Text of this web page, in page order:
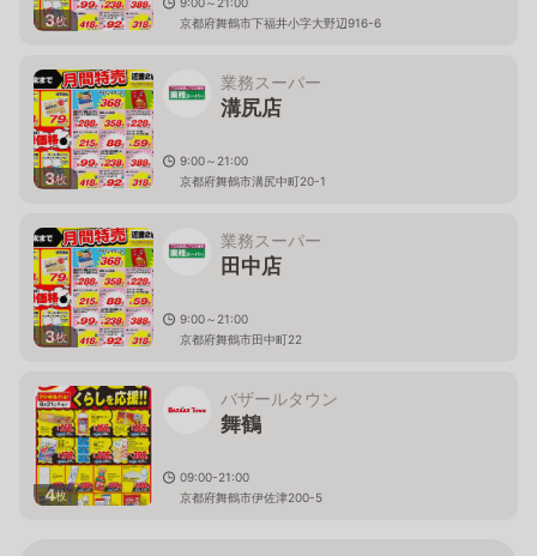
3枚
京都府舞鶴市下福井小字大野辺916-6
3枚
業務スーパー
溝尻店
9:00～21:00
京都府舞鶴市溝尻中町20-1
3枚
業務スーパー
田中店
9:00～21:00
京都府舞鶴市田中町22
4枚
バザールタウン
舞鶴
09:00-21:00
京都府舞鶴市伊佐津200-5